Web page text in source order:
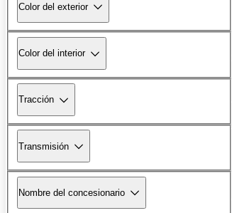
Color del exterior
Color del interior
Tracción
Transmisión
Nombre del concesionario